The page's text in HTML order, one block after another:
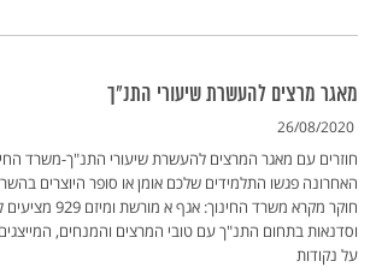
מאגר מרצים להעשרת שיעורי התנ"ך
26/08/2020
האחרונה פגשו התלמידים שלכם אומן או סופר היוצרים
חוקר מקרא משרד
וסדנאות בתחום התנ"ך עם טובי המרצים והמנחים,
על נקודות